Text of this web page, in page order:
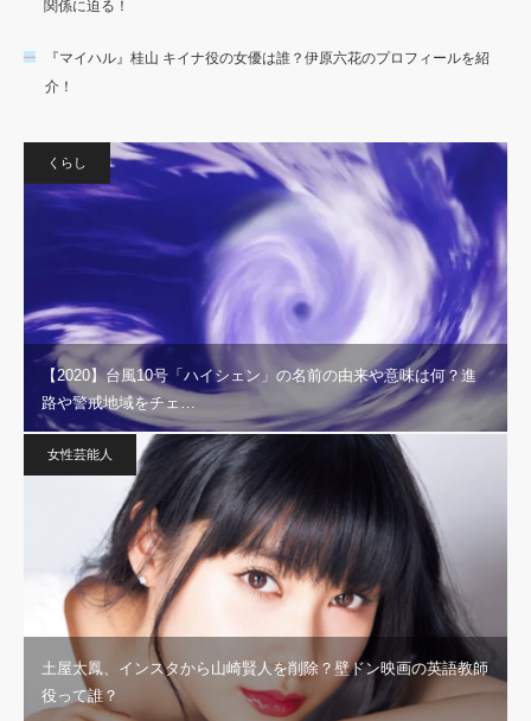
関係に迫る！
『マイハル』桂山 キイナ役の女優は誰？伊原六花のプロフィールを紹
介！
くらし
【2020】台風10号「ハイシェン」の名前の由来や意味は何？進
路や警戒地域をチェ…
女性芸能人
土屋太鳳、インスタから山崎賢人を削除？壁ドン映画の英語教師
役って誰？